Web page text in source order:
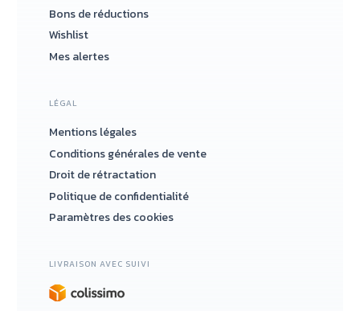
Bons de réductions
Wishlist
Mes alertes
LÉGAL
Mentions légales
Conditions générales de vente
Droit de rétractation
Politique de confidentialité
Paramètres des cookies
LIVRAISON AVEC SUIVI